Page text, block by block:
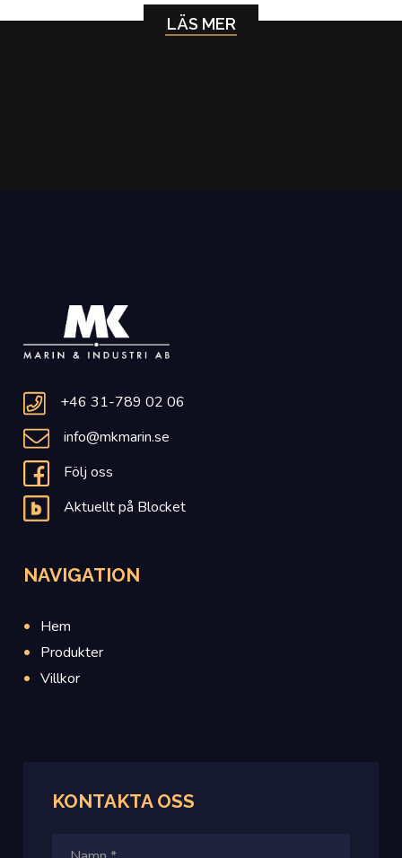
LÄS MER
+46 31-789 02 06
info@mkmarin.se
Följ oss
Aktuellt på Blocket
NAVIGATION
Hem
Produkter
Villkor
KONTAKTA OSS